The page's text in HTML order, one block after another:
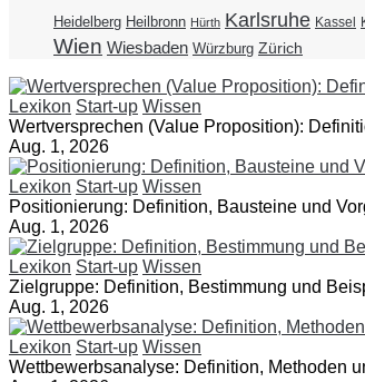
Heidelberg Heilbronn Hürth Karlsruhe Kassel
Wien Wiesbaden Würzburg Zürich
Lexikon Start-up Wissen
Wertversprechen (Value Proposition):
Aug. 1, 2026
Lexikon Start-up Wissen
Positionierung: Definition, Bausteine und
Aug. 1, 2026
Lexikon Start-up Wissen
Zielgruppe: Definition, Bestimmung und
Aug. 1, 2026
Lexikon Start-up Wissen
Wettbewerbsanalyse: Definition, Methoden